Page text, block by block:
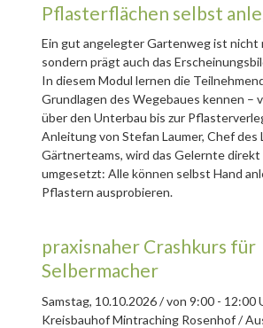
Pflasterflächen selbst
Ein gut angelegter Gartenweg ist nicht
sondern prägt auch das
In diesem Modul lernen die
Grundlagen des Wegebaues kennen –
über den Unterbau bis zur
Anleitung von Stefan Laumer, Chef des
Gärtnerteams, wird das Gelernte direkt
umgesetzt: Alle können selbst Hand
Pflastern ausprobieren.
praxisnaher Crashkurs für
Selbermacher
Samstag, 10.10.2026 / von 9:00 - 12:00
Kreisbauhof Mintraching Rosenhof /